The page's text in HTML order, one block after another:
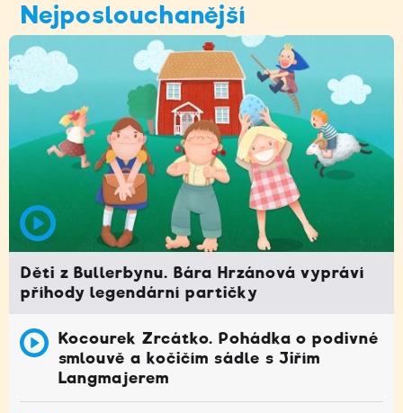
Nejposlouchanější
Děti z Bullerbynu. Bára Hrzánová vypráví
příhody legendární partičky
Kocourek Zrcátko. Pohádka o podivné
smlouvě a kočičím sádle s Jiřím
Langmajerem